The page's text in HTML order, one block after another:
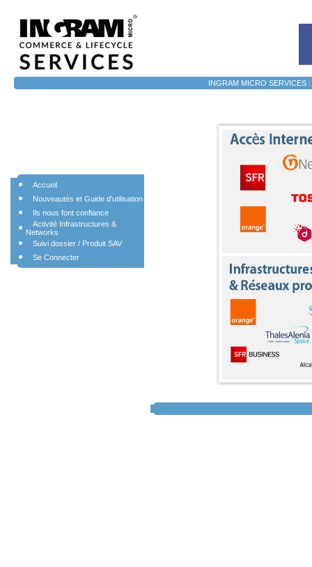
INGRAM MICRO SERVICES
Accueil
Nouveautés et Guide d'utilisation
Ils nous font confiance
Activité Infrastructures &
Networks
Suivi dossier / Produit SAV
Se Connecter